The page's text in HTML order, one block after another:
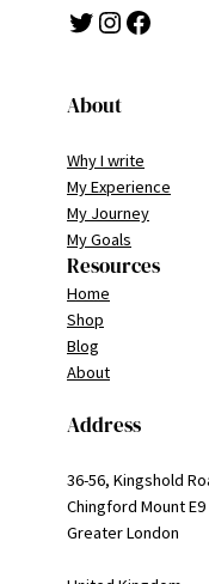
Twitter Instagram Facebook
About
Why I write
My Experience
My Journey
My Goals
Resources
Home
Shop
Blog
About
Address
36-56, Kingshold
Chingford Mount E9
Greater London